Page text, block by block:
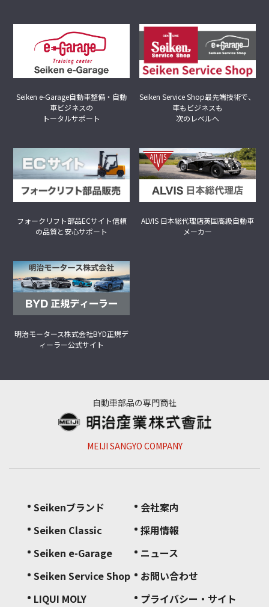
Seiken e-Garage自動車整備・自動
車ビジネスの
トータルサポート
Seiken Service Shop最先端技術で、
車もビジネスも
次のレベルへ
フォークリフト部品ECサイト信頼
の品質と安心サポート
ALVIS 日本総代理店英国高級自動車
メーカー
明治モータース株式会社BYD正規デ
ィーラー公式サイト
自動車部品の専門商社
MEIJI SANGYO COMPANY
Seikenブランド
Seiken Classic
Seiken e-Garage
Seiken Service Shop
LIQUI MOLY
会社案内
採用情報
ニュース
お問い合わせ
プライバシー・サイト